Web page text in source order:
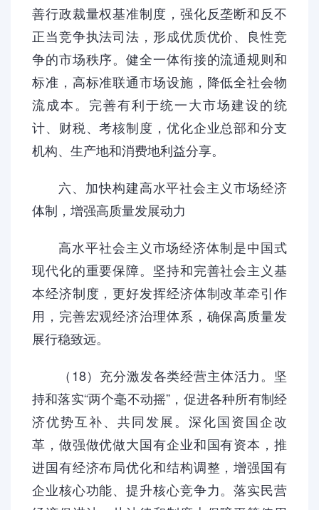
善行政裁量权基准制度，强化反垄断和反不
正当竞争执法司法，形成优质优价、良性竞
争的市场秩序。健全一体衔接的流通规则和
标准，高标准联通市场设施，降低全社会物
流成本。完善有利于统一大市场建设的统
计、财税、考核制度，优化企业总部和分支
机构、生产地和消费地利益分享。
六、加快构建高水平社会主义市场经济
体制，增强高质量发展动力
高水平社会主义市场经济体制是中国式
现代化的重要保障。坚持和完善社会主义基
本经济制度，更好发挥经济体制改革牵引作
用，完善宏观经济治理体系，确保高质量发
展行稳致远。
（18）充分激发各类经营主体活力。坚
持和落实“两个毫不动摇”，促进各种所有制经
济优势互补、共同发展。深化国资国企改
革，做强做优做大国有企业和国有资本，推
进国有经济布局优化和结构调整，增强国有
企业核心功能、提升核心竞争力。落实民营